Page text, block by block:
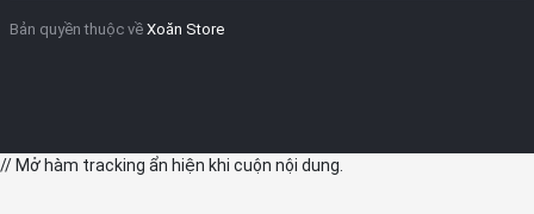
Bản quyền thuộc về Xoăn Store
// Mở hàm tracking ẩn hiện khi cuộn nội dung.